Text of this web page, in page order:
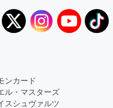
ンカード
ル・マスターズ
スシュヴァルツ